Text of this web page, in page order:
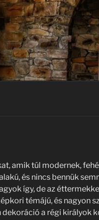
amik túl modernek,
és nincs bennük
így, de az
témájú, és nagyon
a régi királyok